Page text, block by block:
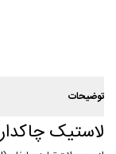
توضیحات
لاستیک